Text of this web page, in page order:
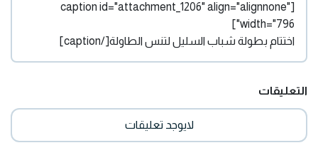
[caption id="attachment_1206" align="alignnone"
width="796"]
اختتام بطولة شباب السليل لتنس الطاولة[/caption]
التعليقات
لايوجد تعليقات